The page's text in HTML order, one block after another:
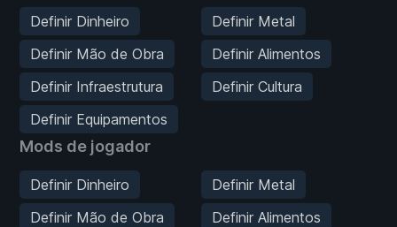
Definir Dinheiro
Definir Metal
Definir Mão de Obra
Definir Alimentos
Definir Infraestrutura
Definir Cultura
Definir Equipamentos
Mods de jogador
Definir Dinheiro
Definir Metal
Definir Mão de Obra
Definir Alimentos